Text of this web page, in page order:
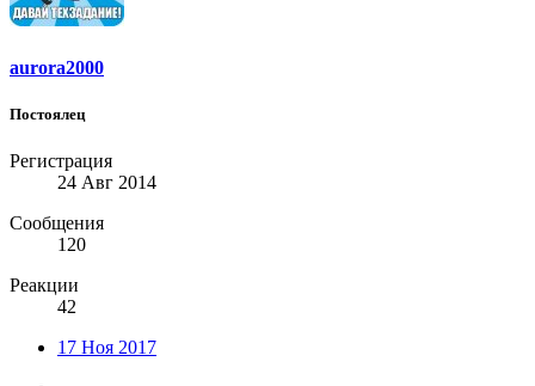
aurora2000
Постоялец
Регистрация
24 Авг 2014
Сообщения
120
Реакции
42
17 Ноя 2017